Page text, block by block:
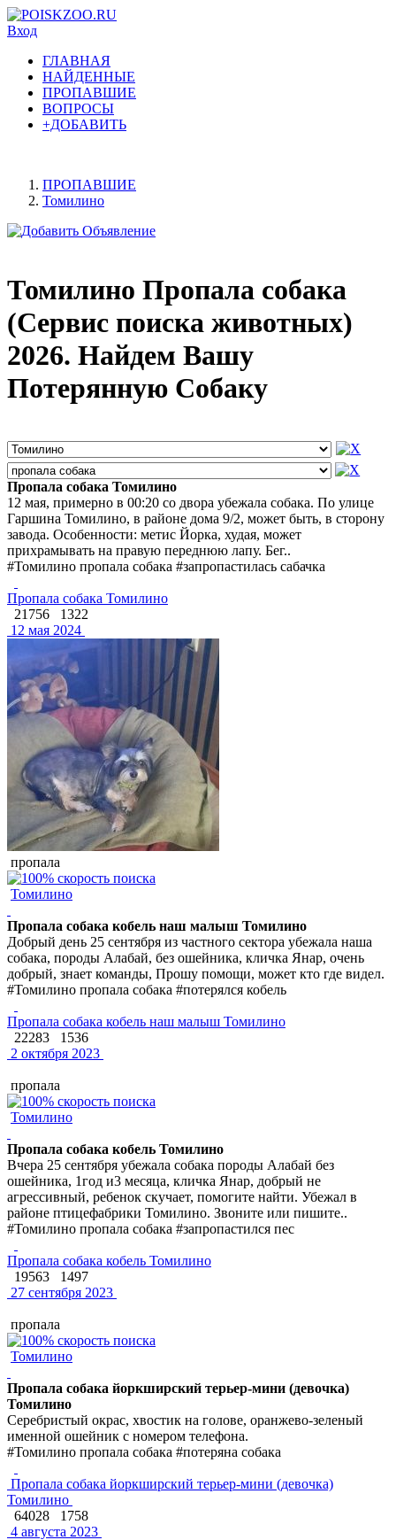
Вход
ГЛАВНАЯ
НАЙДЕННЫЕ
ПРОПАВШИЕ
ВОПРОСЫ
+ДОБАВИТЬ
ПРОПАВШИЕ
Томилино
Томилино Пропала собака
(Сервис поиска животных)
2026. Найдем Вашу
Потерянную Собаку
Пропала собака Томилино
12 мая, примерно в 00:20 со двора убежала собака. По улице
Гаршина Томилино, в районе дома 9/2, может быть, в сторону
завода. Особенности: метис Йорка, худая, может
прихрамывать на правую переднюю лапу. Бег..
#Томилино пропала собака #запропастилась сабачка
Пропала собака Томилино
21756
1322
12 мая 2024
пропала
Томилино
Пропала собака кобель наш малыш Томилино
Добрый день 25 сентября из частного сектора убежала наша
собака, породы Алабай, без ошейника, кличка Янар, очень
добрый, знает команды, Прошу помощи, может кто где видел.
#Томилино пропала собака #потерялся кобель
Пропала собака кобель наш малыш Томилино
22283
1536
2 октября 2023
пропала
Томилино
Пропала собака кобель Томилино
Вчера 25 сентября убежала собака породы Алабай без
ошейника, 1год и3 месяца, кличка Янар, добрый не
агрессивный, ребенок скучает, помогите найти. Убежал в
районе птицефабрики Томилино. Звоните или пишите..
#Томилино пропала собака #запропастился пес
Пропала собака кобель Томилино
19563
1497
27 сентября 2023
пропала
Томилино
Пропала собака йоркширский терьер-мини (девочка)
Томилино
Серебристый окрас, хвостик на голове, оранжево-зеленый
именной ошейник с номером телефона.
#Томилино пропала собака #потеряна собака
Пропала собака йоркширский терьер-мини (девочка)
Томилино
64028
1758
4 августа 2023